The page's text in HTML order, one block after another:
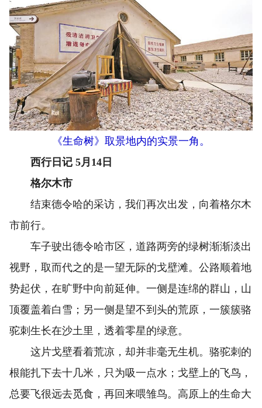
《生命树》取景地内的实景一角。
西行日记 5月14日
格尔木市
结束德令哈的采访，我们再次出发，向着格尔木
市前行。
车子驶出德令哈市区，道路两旁的绿树渐渐淡出
视野，取而代之的是一望无际的戈壁滩。公路顺着地
势起伏，在旷野中向前延伸。一侧是连绵的群山，山
顶覆盖着白雪；另一侧是望不到头的荒原，一簇簇骆
驼刺生长在沙土里，透着零星的绿意。
这片戈壁看着荒凉，却并非毫无生机。骆驼刺的
根能扎下去十几米，只为吸一点水；戈壁上的飞鸟，
总要飞很远去觅食，再回来喂雏鸟。高原上的生命大